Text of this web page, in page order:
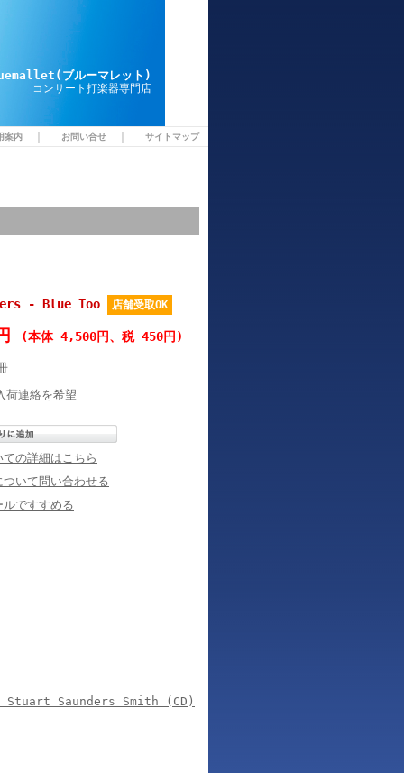
ブルーマレット)
コンサート打楽器専門店
案内 お問い合せ サイトマップ
- Blue Too 店舗受取OK
(本体 4,500円、税 450円)
荷連絡を希望
の詳細はこちら
ついて問い合わせる
ですすめる
Saunders Smith (CD)